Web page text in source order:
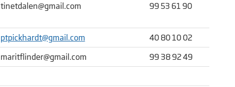
tinetdalen@gmail.com 99 53 61 90
ptpickhardt@gmail.com
40 80 10 02
maritflinder@gmail.com
99 38 92 49